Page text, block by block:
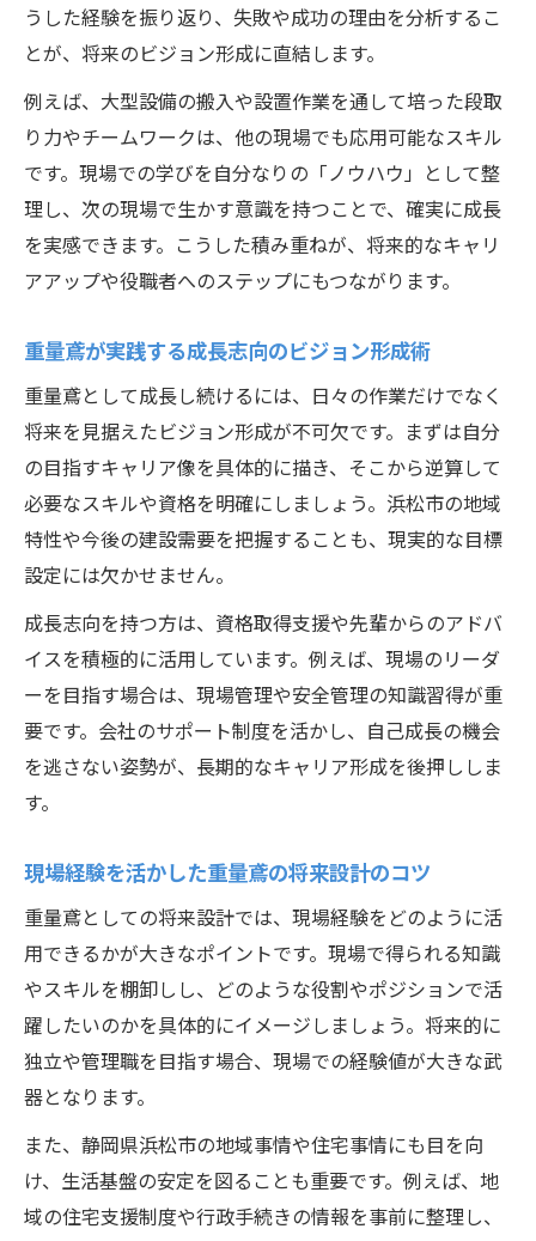
うした経験を振り返り、失敗や成功の理由を分析するこ
とが、将来のビジョン形成に直結します。
例えば、大型設備の搬入や設置作業を通して培った段取
り力やチームワークは、他の現場でも応用可能なスキル
です。現場での学びを自分なりの「ノウハウ」として整
理し、次の現場で生かす意識を持つことで、確実に成長
を実感できます。こうした積み重ねが、将来的なキャリ
アアップや役職者へのステップにもつながります。
重量鳶が実践する成長志向のビジョン形成術
重量鳶として成長し続けるには、日々の作業だけでなく
将来を見据えたビジョン形成が不可欠です。まずは自分
の目指すキャリア像を具体的に描き、そこから逆算して
必要なスキルや資格を明確にしましょう。浜松市の地域
特性や今後の建設需要を把握することも、現実的な目標
設定には欠かせません。
成長志向を持つ方は、資格取得支援や先輩からのアドバ
イスを積極的に活用しています。例えば、現場のリーダ
ーを目指す場合は、現場管理や安全管理の知識習得が重
要です。会社のサポート制度を活かし、自己成長の機会
を逃さない姿勢が、長期的なキャリア形成を後押ししま
す。
現場経験を活かした重量鳶の将来設計のコツ
重量鳶としての将来設計では、現場経験をどのように活
用できるかが大きなポイントです。現場で得られる知識
やスキルを棚卸しし、どのような役割やポジションで活
躍したいのかを具体的にイメージしましょう。将来的に
独立や管理職を目指す場合、現場での経験値が大きな武
器となります。
また、静岡県浜松市の地域事情や住宅事情にも目を向
け、生活基盤の安定を図ることも重要です。例えば、地
域の住宅支援制度や行政手続きの情報を事前に整理し、